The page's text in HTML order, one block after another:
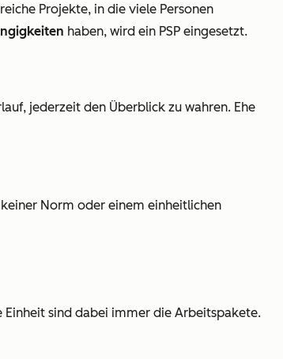
Projekte, in die viele Personen
haben, wird ein PSP eingesetzt.
jederzeit den Überblick zu wahren. Ehe
Norm oder einem einheitlichen
Einheit sind dabei immer die Arbeitspakete.